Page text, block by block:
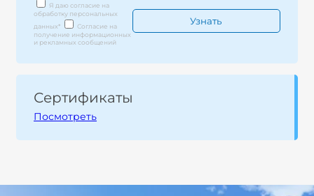
Я даю согласие на
обработку персональных
данных*
Согласие на
получение информационных
и рекламных сообщений
Сертификаты
Посмотреть